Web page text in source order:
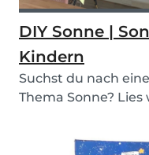
DIY Sonne |
Kindern
Suchst du nach
Thema Sonne?